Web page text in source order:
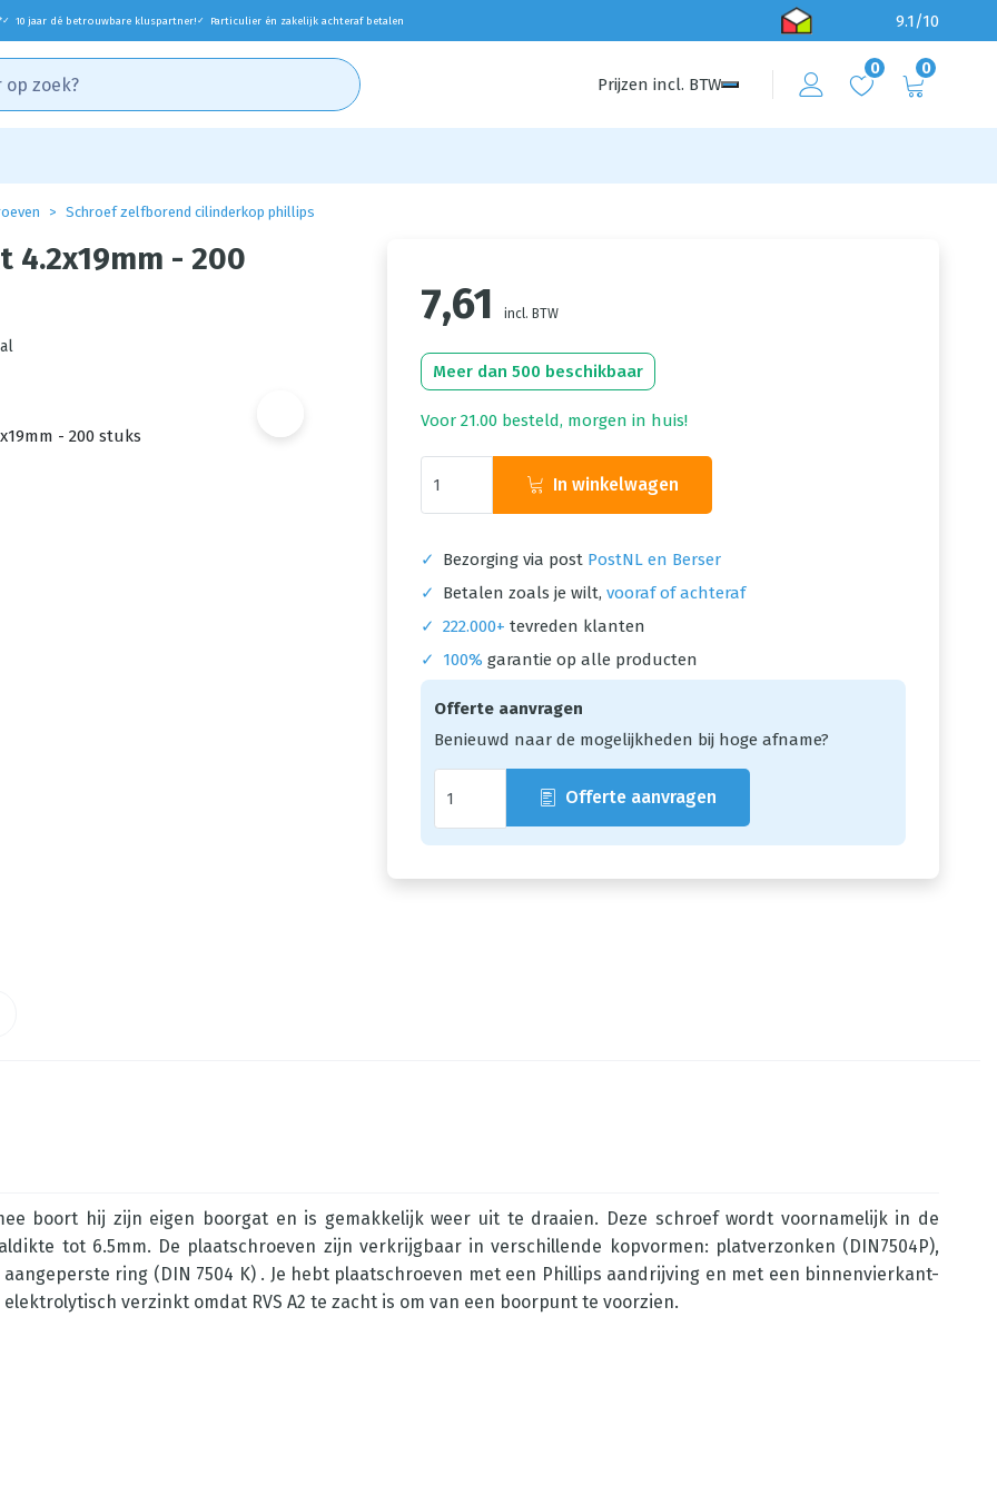
✓ 10 jaar dé betrouwbare kluspartner! ✓ Particulier én zakelijk achteraf betalen 9.1/10
Prijzen incl. BTW
0 0
Schroef zelfborend cilinderkop phillips
4.2x19mm - 200
7,61 incl. BTW
Meer dan 500 beschikbaar
Voor 21.00 besteld, morgen in huis!
In winkelwagen
✓ Bezorging via post PostNL en Berser
✓
Betalen zoals je wilt, vooraf of achteraf
✓ 222.000+ tevreden klanten
✓
100% garantie op alle producten
Offerte aanvragen
Benieuwd naar de mogelijkheden bij hoge afname?
Offerte aanvragen
boort hij zijn eigen boorgat en is gemakkelijk weer uit te draaien. Deze schroef wordt voornamelijk in de
tot 6.5mm. De plaatschroeven zijn verkrijgbaar in verschillende kopvormen: platverzonken (DIN7504P),
ring (DIN 7504 K) . Je hebt plaatschroeven met een Phillips aandrijving en met een binnenvierkant-
verzinkt omdat RVS A2 te zacht is om van een boorpunt te voorzien.